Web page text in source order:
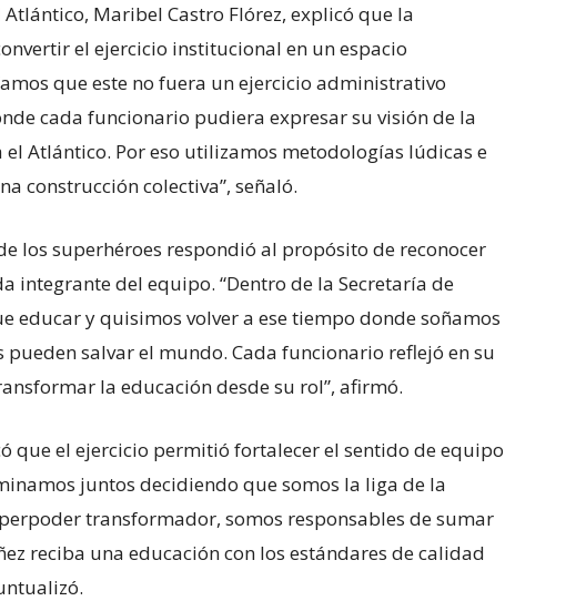
Maribel Castro Flórez, explicó que la
el ejercicio institucional en un espacio
que este no fuera un ejercicio administrativo
cada funcionario pudiera expresar su visión de la
Atlántico. Por eso utilizamos metodologías lúdicas e
construcción colectiva”, señaló.
los superhéroes respondió al propósito de reconocer
integrante del equipo. “Dentro de la Secretaría de
educar y quisimos volver a ese tiempo donde soñamos
pueden salvar el mundo. Cada funcionario reflejó en su
la educación desde su rol”, afirmó.
que el ejercicio permitió fortalecer el sentido de equipo
juntos decidiendo que somos la liga de la
transformador, somos responsables de sumar
reciba una educación con los estándares de calidad